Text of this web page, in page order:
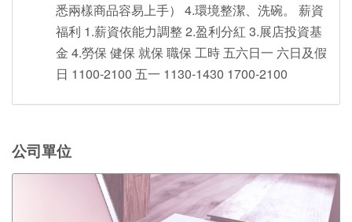
悉兩樣商品容易上手） 4.環境整潔、洗碗。 薪資
福利 1.薪資依能力調整 2.盈利分紅 3.展店投資基
金 4.勞保 健保 就保 職保 工時 五六日一 六日及假
日 1100-2100 五一 1130-1430 1700-2100
公司單位